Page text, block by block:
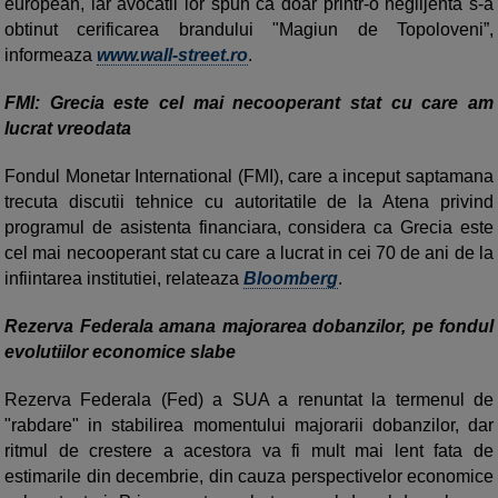
european, iar avocatii lor spun ca doar printr-o neglijenta s-a
obtinut cerificarea brandului "Magiun de Topoloveni”,
informeaza www.wall-street.ro.
FMI: Grecia este cel mai necooperant stat cu care am
lucrat vreodata
Fondul Monetar International (FMI), care a inceput saptamana
trecuta discutii tehnice cu autoritatile de la Atena privind
programul de asistenta financiara, considera ca Grecia este
cel mai necooperant stat cu care a lucrat in cei 70 de ani de la
infiintarea institutiei, relateaza Bloomberg.
Rezerva Federala amana majorarea dobanzilor, pe fondul
evolutiilor economice slabe
Rezerva Federala (Fed) a SUA a renuntat la termenul de
"rabdare" in stabilirea momentului majorarii dobanzilor, dar
ritmul de crestere a acestora va fi mult mai lent fata de
estimarile din decembrie, din cauza perspectivelor economice